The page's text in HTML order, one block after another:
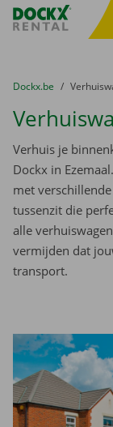
Fratello DEMO
U bevindt zich hier:
van
Dockx.be naar
Verhuis je
Dockx in
met
tussenzit die
alle
vermijden dat
transport.